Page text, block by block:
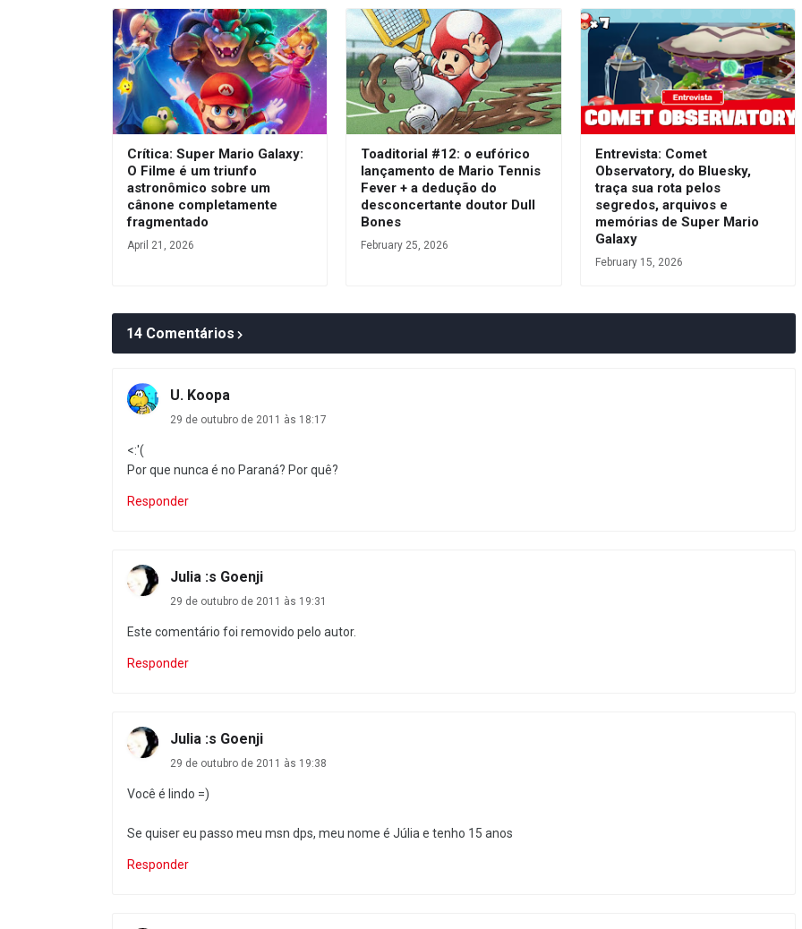
Crítica: Super Mario Galaxy:
O Filme é um triunfo
astronômico sobre um
cânone completamente
fragmentado
April 21, 2026
Toaditorial #12: o eufórico
lançamento de Mario Tennis
Fever + a dedução do
desconcertante doutor Dull
Bones
February 25, 2026
Entrevista: Comet
Observatory, do Bluesky,
traça sua rota pelos
segredos, arquivos e
memórias de Super Mario
Galaxy
February 15, 2026
14 Comentários
U. Koopa
29 de outubro de 2011 às 18:17
<:'(
Por que nunca é no Paraná? Por quê?
Responder
Julia :s Goenji
29 de outubro de 2011 às 19:31
Este comentário foi removido pelo autor.
Responder
Julia :s Goenji
29 de outubro de 2011 às 19:38
Você é lindo =)
Se quiser eu passo meu msn dps, meu nome é Júlia e tenho 15 anos
Responder